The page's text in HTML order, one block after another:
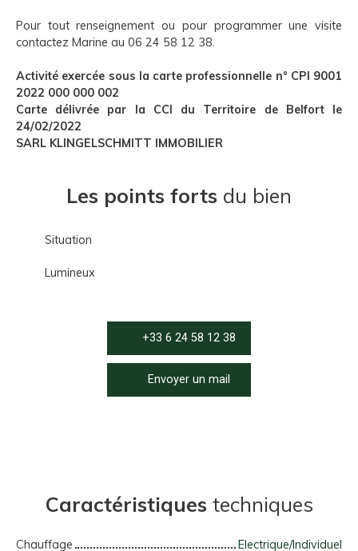
Pour tout renseignement ou pour programmer une visite
contactez Marine au 06 24 58 12 38.
Activité exercée sous la carte professionnelle n° CPI 9001
2022 000 000 002
Carte délivrée par la CCI du Territoire de Belfort le
24/02/2022
SARL KLINGELSCHMITT IMMOBILIER
Les points forts du bien
Situation
Lumineux
+33 6 24 58 12 38
Envoyer un mail
Caractéristiques techniques
Chauffage
Electrique/Individuel